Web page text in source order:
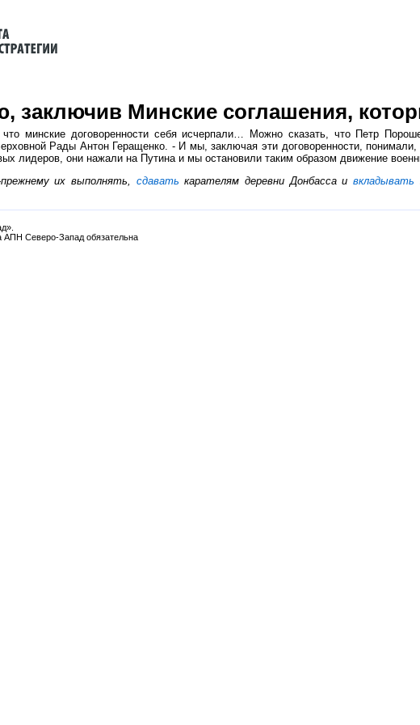
заключив Минские соглашения,
что минские договоренности себя исчерпали… Можно сказать, что Петр
Рады Антон Геращенко. - И мы, заключая эти договоренности,
лидеров, они нажали на Путина и мы остановили таким образом движение
их выполнять, сдавать карателям деревни Донбасса и вкладывать
АПН Северо-Запад обязательна